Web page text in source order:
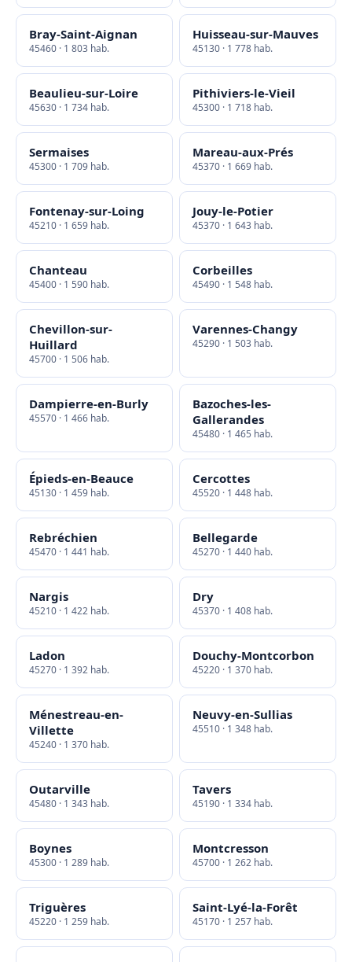
Bray-Saint-Aignan
45460 · 1 803 hab.
Huisseau-sur-Mauves
45130 · 1 778 hab.
Beaulieu-sur-Loire
45630 · 1 734 hab.
Pithiviers-le-Vieil
45300 · 1 718 hab.
Sermaises
45300 · 1 709 hab.
Mareau-aux-Prés
45370 · 1 669 hab.
Fontenay-sur-Loing
45210 · 1 659 hab.
Jouy-le-Potier
45370 · 1 643 hab.
Chanteau
45400 · 1 590 hab.
Corbeilles
45490 · 1 548 hab.
Chevillon-sur-
Huillard
45700 · 1 506 hab.
Varennes-Changy
45290 · 1 503 hab.
Dampierre-en-Burly
45570 · 1 466 hab.
Bazoches-les-
Gallerandes
45480 · 1 465 hab.
Épieds-en-Beauce
45130 · 1 459 hab.
Cercottes
45520 · 1 448 hab.
Rebréchien
45470 · 1 441 hab.
Bellegarde
45270 · 1 440 hab.
Nargis
45210 · 1 422 hab.
Dry
45370 · 1 408 hab.
Ladon
45270 · 1 392 hab.
Douchy-Montcorbon
45220 · 1 370 hab.
Ménestreau-en-
Villette
45240 · 1 370 hab.
Neuvy-en-Sullias
45510 · 1 348 hab.
Outarville
45480 · 1 343 hab.
Tavers
45190 · 1 334 hab.
Boynes
45300 · 1 289 hab.
Montcresson
45700 · 1 262 hab.
Triguères
45220 · 1 259 hab.
Saint-Lyé-la-Forêt
45170 · 1 257 hab.